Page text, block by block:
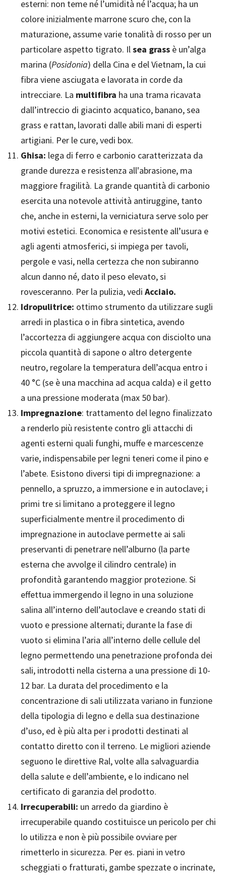
esterni: non teme né l’umidità né l’acqua; ha un
colore inizialmente marrone scuro che, con la
maturazione, assume varie tonalità di rosso per un
particolare aspetto tigrato. Ilsea grass è un’alga
marina (Posidonia) della Cina e del Vietnam, la cui
fibra viene asciugata e lavorata in corde da
intrecciare. La multifibra ha una trama ricavata
dall’intreccio di giacinto acquatico, banano, sea
grass e rattan, lavorati dalle abili mani di esperti
artigiani. Per le cure, vedi box.
Ghisa: lega di ferro e carbonio caratterizzata da
grande durezza e resistenza all'abrasione, ma
maggiore fragilità. La grande quantità di carbonio
esercita una notevole attività antiruggine, tanto
che, anche in esterni, la verniciatura serve solo per
motivi estetici. Economica e resistente all’usura e
agli agenti atmosferici, si impiega per tavoli,
pergole e vasi, nella certezza che non subiranno
alcun danno né, dato il peso elevato, si
rovesceranno. Per la pulizia, vedi Acciaio.
Idropulitrice: ottimo strumento da utilizzare sugli
arredi in plastica o in fibra sintetica, avendo
l’accortezza di aggiungere acqua con disciolto una
piccola quantità di sapone o altro detergente
neutro, regolare la temperatura dell’acqua entro i
40 °C (se è una macchina ad acqua calda) e il getto
a una pressione moderata (max 50 bar).
Impregnazione: trattamento del legno finalizzato
a renderlo più resistente contro gli attacchi di
agenti esterni quali funghi, muffe e marcescenze
varie, indispensabile per legni teneri come il pino e
l’abete. Esistono diversi tipi di impregnazione: a
pennello, a spruzzo, a immersione e in autoclave; i
primi tre si limitano a proteggere il legno
superficialmente mentre il procedimento di
impregnazione in autoclave permette ai sali
preservanti di penetrare nell’alburno (la parte
esterna che avvolge il cilindro centrale) in
profondità garantendo maggior protezione. Si
effettua immergendo il legno in una soluzione
salina all’interno dell’autoclave e creando stati di
vuoto e pressione alternati; durante la fase di
vuoto si elimina l’aria all’interno delle cellule del
legno permettendo una penetrazione profonda dei
sali, introdotti nella cisterna a una pressione di 10-
12 bar. La durata del procedimento e la
concentrazione di sali utilizzata variano in funzione
della tipologia di legno e della sua destinazione
d’uso, ed è più alta per i prodotti destinati al
contatto diretto con il terreno. Le migliori aziende
seguono le direttive Ral, volte alla salvaguardia
della salute e dell’ambiente, e lo indicano nel
certificato di garanzia del prodotto.
Irrecuperabili: un arredo da giardino è
irrecuperabile quando costituisce un pericolo per chi
lo utilizza e non è più possibile ovviare per
rimetterlo in sicurezza. Per es. piani in vetro
scheggiati o fratturati, gambe spezzate o incrinate,